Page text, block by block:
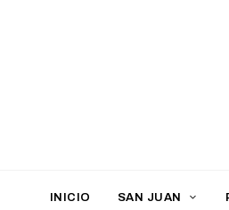
INICIO SAN JUAN